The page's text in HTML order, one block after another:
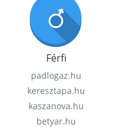
Férfi
padlogaz.hu
keresztapa.hu
kaszanova.hu
betyar.hu